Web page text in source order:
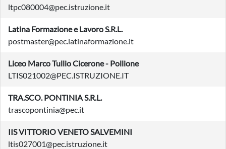
ltpc080004@pec.istruzione.it
Latina Formazione e Lavoro S.R.L.
postmaster@pec.latinaformazione.it
Liceo Marco Tullio Cicerone - Pollione
LTIS021002@PEC.ISTRUZIONE.IT
TRA.SCO. PONTINIA S.R.L.
trascopontinia@pec.it
IIS VITTORIO VENETO SALVEMINI
ltis027001@pec.istruzione.it